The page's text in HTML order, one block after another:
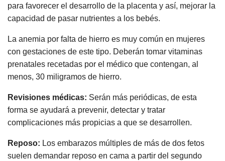
para favorecer el desarrollo de la placenta y así, mejorar la
capacidad de pasar nutrientes a los bebés.
La anemia por falta de hierro es muy común en mujeres
con gestaciones de este tipo. Deberán tomar vitaminas
prenatales recetadas por el médico que contengan, al
menos, 30 miligramos de hierro.
Revisiones médicas: Serán más periódicas, de esta
forma se ayudará a prevenir, detectar y tratar
complicaciones más propicias a que se desarrollen.
Reposo: Los embarazos múltiples de más de dos fetos
suelen demandar reposo en cama a partir del segundo